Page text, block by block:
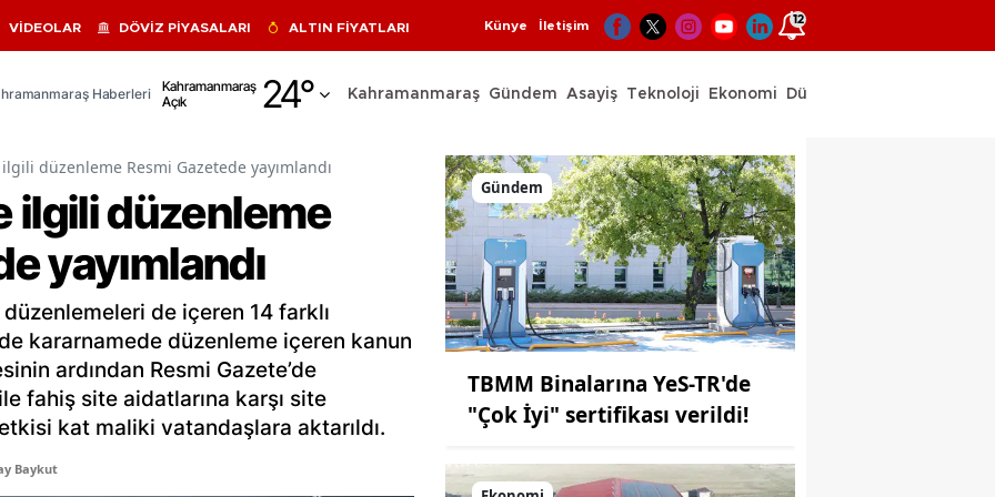
VİDEOLAR DÖVİZ PİYASALARI ALTIN FİYATLARI Künye İletişim 12
Haberleri
Kahramanmaraş
Açık
24°
Adıyaman
Afyonkarahisar
Ağrı
Antalya
Artvin
Aydın
Kahramanmaraş Gündem Asayiş Teknoloji Ekonomi Dünya
düzenleme Resmi Gazetede yayımlandı
ilgili düzenleme
yayımlandı
de içeren 14 farklı
kararnamede düzenleme içeren kanun
ardından Resmi Gazete’de
fahiş site aidatlarına karşı site
kat maliki vatandaşlara aktarıldı.
Baykut
Gündem
TBMM Binalarına YeS-TR'de
"Çok İyi" sertifikası verildi!